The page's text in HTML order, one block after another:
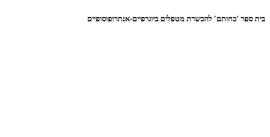
בית ספר 'כחותם' להכשרת מטפלים ביוגרפיים-אנתרופוסופיים